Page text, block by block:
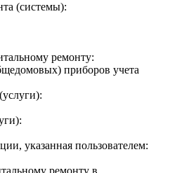
(системы):
ремонту:
приборов учета
указанная пользователем: